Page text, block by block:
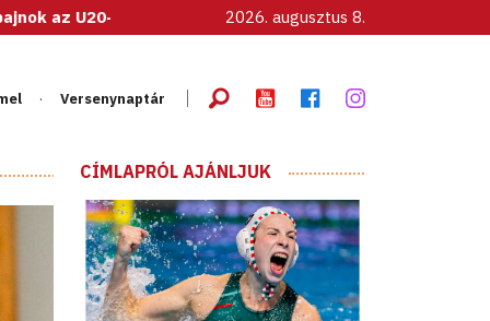
válogatott! 2026. augusztus 8.
Versenynaptár
CÍMLAPRÓL AJÁNLJUK